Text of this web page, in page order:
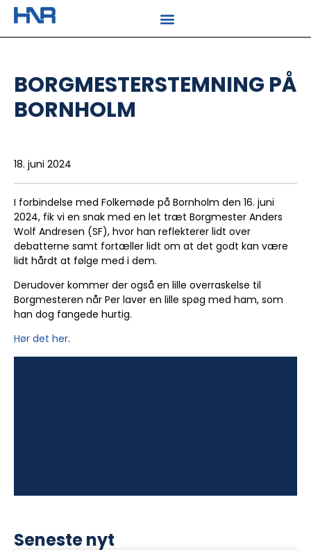
BORGMESTERSTEMNING PÅ
BORNHOLM
18. juni 2024
I forbindelse med Folkemøde på Bornholm den 16. juni
2024, fik vi en snak med en let træt Borgmester Anders
Wolf Andresen (SF), hvor han reflekterer lidt over
debatterne samt fortæller lidt om at det godt kan være
lidt hårdt at følge med i dem.
Derudover kommer der også en lille overraskelse til
Borgmesteren når Per laver en lille spøg med ham, som
han dog fangede hurtig.
Hør det her.
Seneste nyt